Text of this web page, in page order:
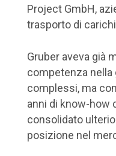
Project GmbH,
trasporto di
Gruber aveva già
competenza
complessi, ma
anni di know-how
consolidato
posizione nel